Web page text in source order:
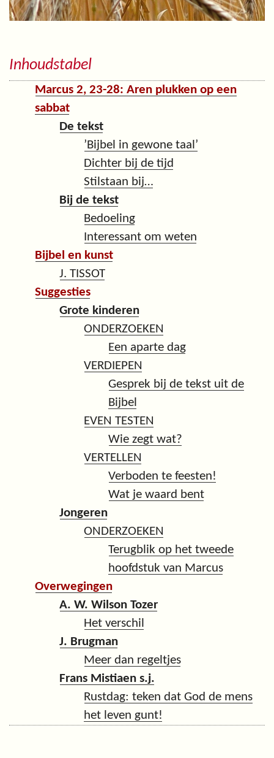
Inhoudstabel
Marcus 2, 23-28: Aren plukken op een
sabbat
De tekst
’Bijbel in gewone taal’
Dichter bij de tijd
Stilstaan bij…
Bij de tekst
Bedoeling
Interessant om weten
Bijbel en kunst
J. TISSOT
Suggesties
Grote kinderen
ONDERZOEKEN
Een aparte dag
VERDIEPEN
Gesprek bij de tekst uit de
Bijbel
EVEN TESTEN
Wie zegt wat?
VERTELLEN
Verboden te feesten!
Wat je waard bent
Jongeren
ONDERZOEKEN
Terugblik op het tweede
hoofdstuk van Marcus
Overwegingen
A. W. Wilson Tozer
Het verschil
J. Brugman
Meer dan regeltjes
Frans Mistiaen s.j.
Rustdag: teken dat God de mens
het leven gunt!